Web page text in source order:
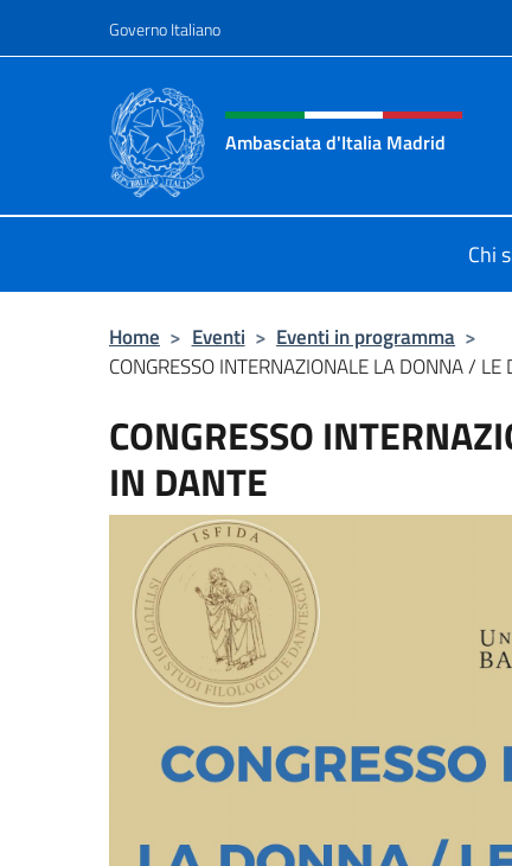
Governo Italiano
Intestazione sito, social e
Ambasciata d'Italia Madrid
Chi
Home > Eventi > Eventi in programma >
CONGRESSO INTERNAZIONALE LA DONNA /
CONGRESSO
IN DANTE